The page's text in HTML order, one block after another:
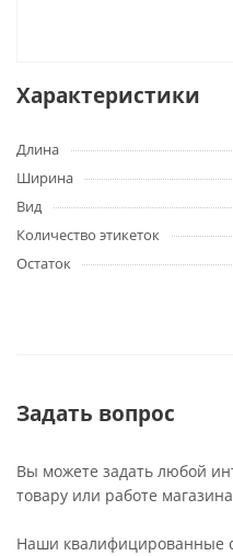
Характеристики
Длина
Ширина
Вид
Количество этикеток
Остаток
Задать вопрос
Вы можете задать любой
товару или работе
Наши квалифицированные